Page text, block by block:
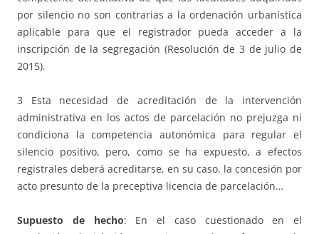
por silencio no son contrarias a la ordenación urbanística
aplicable para que el registrador pueda acceder a la
inscripción de la segregación (Resolución de 3 de julio de
2015).
3 Esta necesidad de acreditación de la intervención
administrativa en los actos de parcelación no prejuzga ni
condiciona la competencia autonómica para regular el
silencio positivo, pero, como se ha expuesto, a efectos
registrales deberá acreditarse, en su caso, la concesión por
acto presunto de la preceptiva licencia de parcelación…
Supuesto de hecho: En el caso cuestionado en el